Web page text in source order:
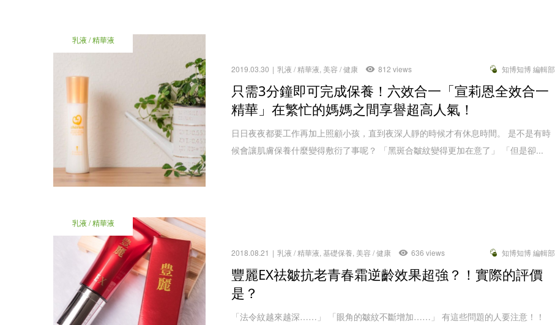
乳液 / 精華液
2019.03.30 乳液 / 精華液 美容 / 健康 812 views 知博知博 編輯部
只需3分鐘即可完成保養！六效合一「宣莉恩全效合一
精華」在繁忙的媽媽之間享譽超高人氣！
日日夜夜都要工作再加上照顧小孩，直到夜深人靜的時候才有休息時間。 是不是有時
候會讓肌膚保養什麼變得敷衍了事呢？ 「黑斑合皺紋變得更加在意了」 「但是卻...
乳液 / 精華液
2018.08.21 乳液 / 精華液 基礎保養 美容 / 健康 636 views 知博知博 編輯部
豐麗EX祛皺抗老青春霜逆齡效果超強？！實際的評價
是？
「法令紋越來越深……」 「眼角的皺紋不斷增加……」 有這些問題的人要注意！！